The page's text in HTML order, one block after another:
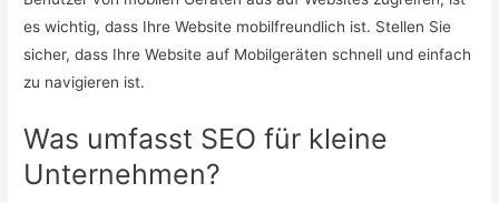
es wichtig, dass Ihre Website mobilfreundlich ist. Stellen Sie
sicher, dass Ihre Website auf Mobilgeräten schnell und einfach
zu navigieren ist.
Was umfasst SEO für kleine
Unternehmen?